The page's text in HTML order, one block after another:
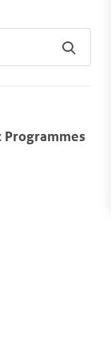
Programmes